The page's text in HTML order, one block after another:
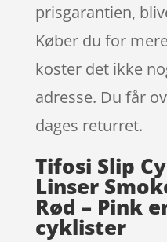
prisgarantien,
Køber du for
koster det ikke
adresse. Du får
dages returret.
Tifosi Slip
Linser
Rød – Pink
cyklister